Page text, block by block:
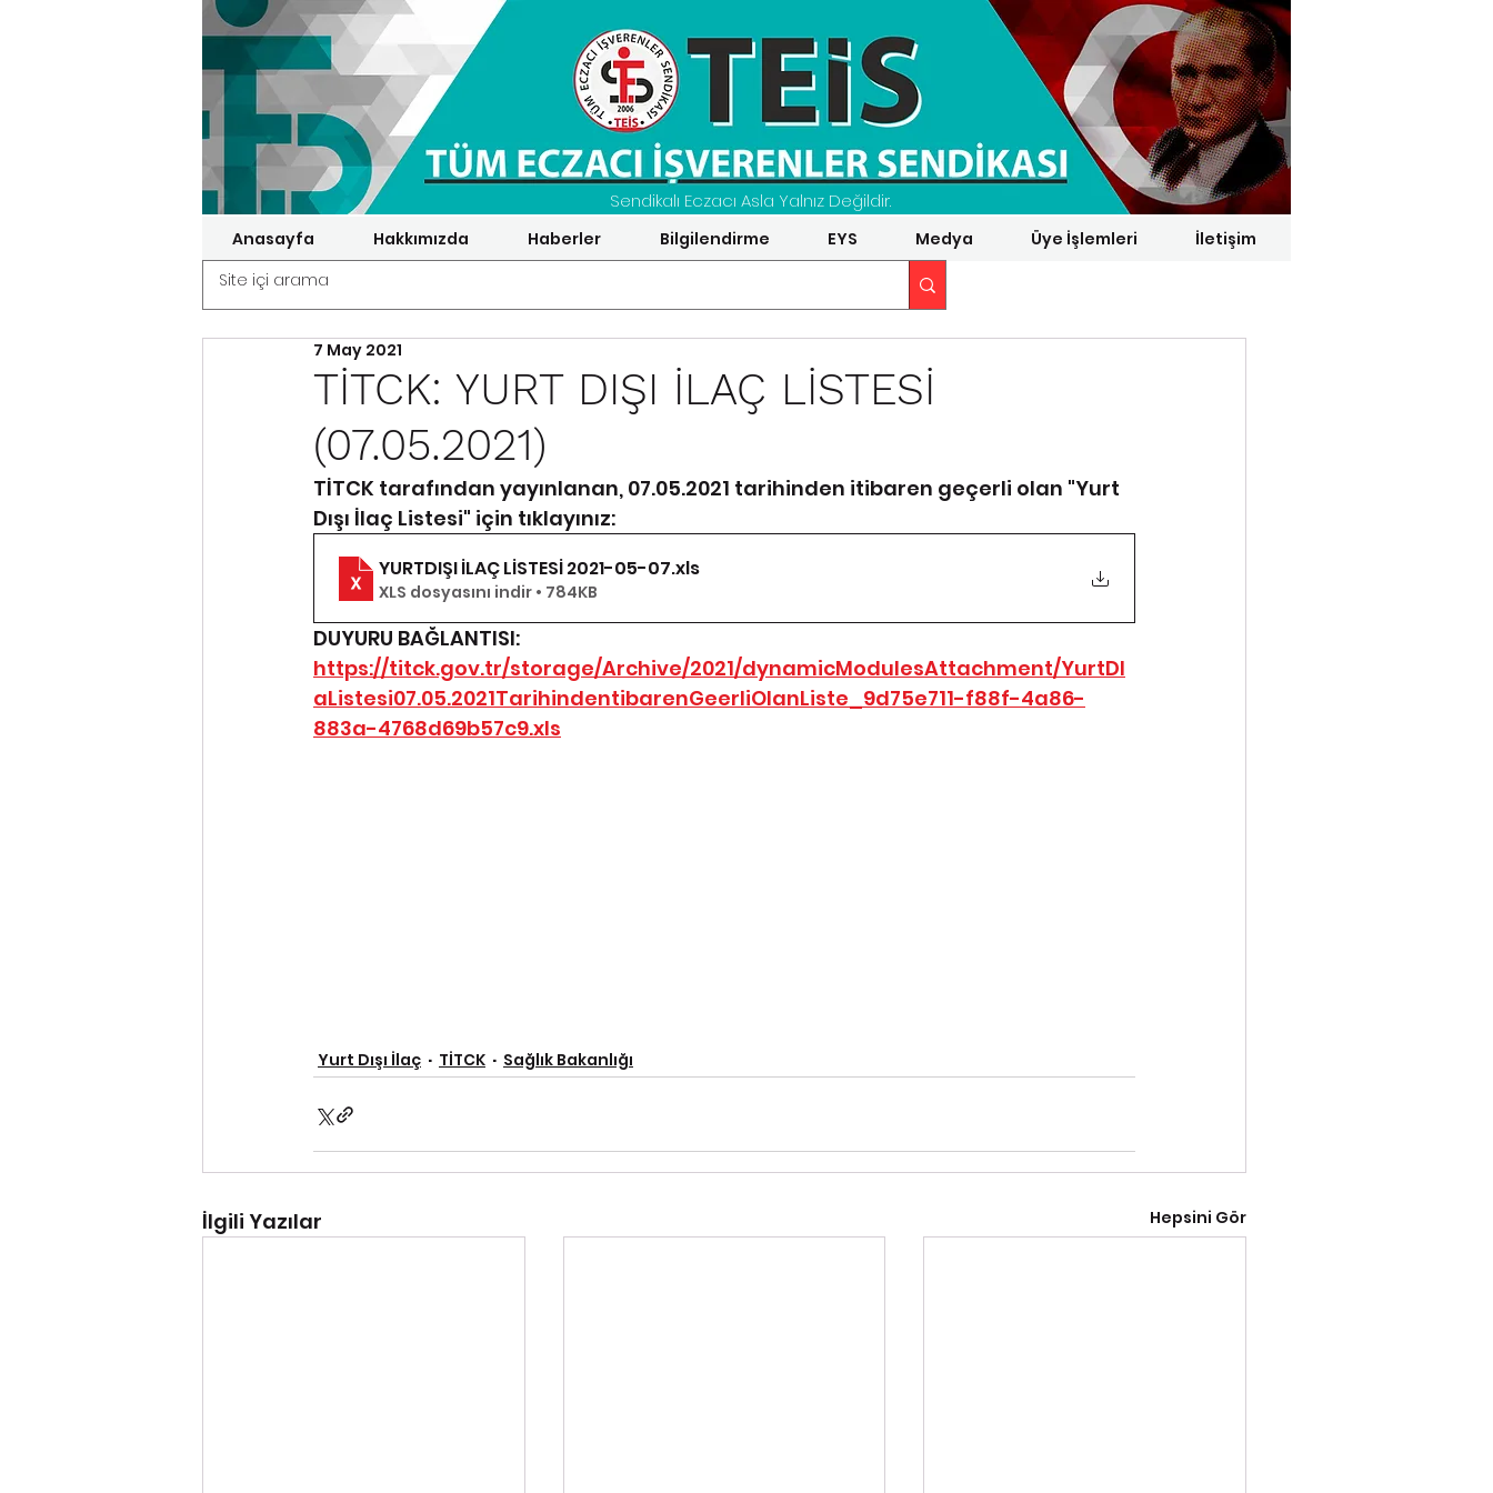
Sendikalı Eczacı Asla Yalnız Değildir.
Anasayfa Hakkımızda Haberler Bilgilendirme EYS Medya Üye İşlemleri İletişim
TİTCK: YURT DIŞI İLAÇ LİSTESİ
(07.05.2021)
7 May 2021
TİTCK tarafından yayınlanan, 07.05.2021 tarihinden itibaren geçerli olan "Yurt
Dışı İlaç Listesi" için tıklayınız:
YURTDIŞI İLAÇ LİSTESİ 2021-05-07.xls
XLS dosyasını indir • 784KB
DUYURU BAĞLANTISI:
https://titck.gov.tr/storage/Archive/2021/dynamicModulesAttachment/YurtDl
aListesi07.05.2021TarihindentibarenGeerliOlanListe_9d75e711-f88f-4a86-
883a-4768d69b57c9.xls
Yurt Dışı İlaç TİTCK Sağlık Bakanlığı
İlgili Yazılar Hepsini Gör